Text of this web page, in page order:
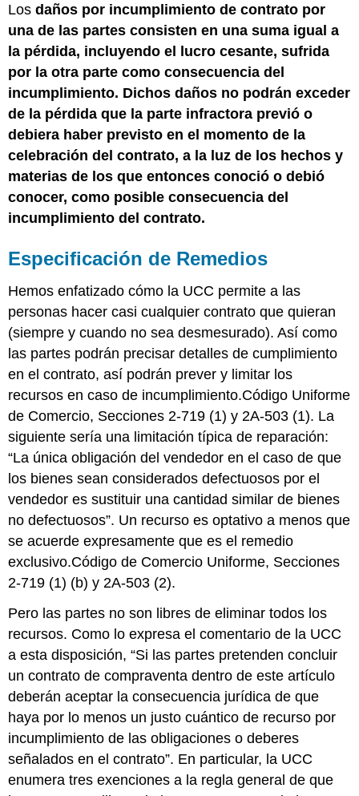
Precio
Cancelar
el
Contrato
Recursos
en
materia
de
insolvencia
Remedios
del
Comprador
En
Mercancías
no
recibidas
Cancelar
el
Precio
Cubierta
Demanda
por
y
perjuicios
por
de
entrega
Recuperar
la
Mercancías
Aceptadas
Daños
Daños
Consecuentes
Daños
incidentales
Llave
para
llevar
Ejercicios
Losdaños por incumplimiento de contrato por
una de las partes consisten en una suma igual a
la pérdida, incluyendo el lucro cesante, sufrida
por la otra parte como consecuencia del
incumplimiento. Dichos daños no podrán exceder
de la pérdida que la parte infractora previó o
debiera haber previsto en el momento de la
celebración del contrato, a la luz de los hechos y
materias de los que entonces conoció o debió
conocer, como posible consecuencia del
incumplimiento del contrato.
Especificación de Remedios
Hemos enfatizado cómo la UCC permite a las
personas hacer casi cualquier contrato que quieran
(siempre y cuando no sea desmesurado). Así como
las partes podrán precisar detalles de cumplimiento
en el contrato, así podrán prever y limitar los
recursos en caso de incumplimiento.Código Uniforme
de Comercio, Secciones 2-719 (1) y 2A-503 (1). La
siguiente sería una limitación típica de reparación:
“La única obligación del vendedor en el caso de que
los bienes sean considerados defectuosos por el
vendedor es sustituir una cantidad similar de bienes
no defectuosos”. Un recurso es optativo a menos que
se acuerde expresamente que es el remedio
exclusivo.Código de Comercio Uniforme, Secciones
2-719 (1) (b) y 2A-503 (2).
Pero las partes no son libres de eliminar todos los
recursos. Como lo expresa el comentario de la UCC
a esta disposición, “Si las partes pretenden concluir
un contrato de compraventa dentro de este artículo
deberán aceptar la consecuencia jurídica de que
haya por lo menos un justo cuántico de recurso por
incumplimiento de las obligaciones o deberes
señalados en el contrato”. En particular, la UCC
enumera tres exenciones a la regla general de que